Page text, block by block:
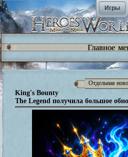
Игры
Главное
Отдельная
King's Bounty
The Legend получила большое